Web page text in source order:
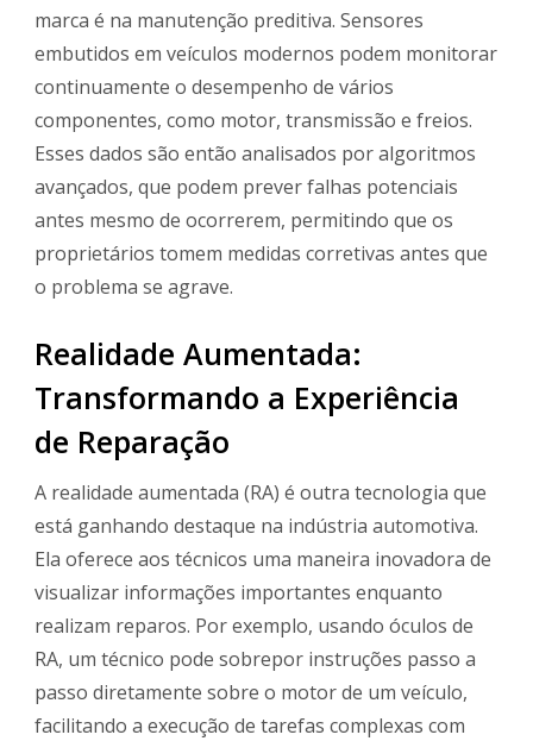
marca é na manutenção preditiva. Sensores
embutidos em veículos modernos podem monitorar
continuamente o desempenho de vários
componentes, como motor, transmissão e freios.
Esses dados são então analisados por algoritmos
avançados, que podem prever falhas potenciais
antes mesmo de ocorrerem, permitindo que os
proprietários tomem medidas corretivas antes que
o problema se agrave.
Realidade Aumentada:
Transformando a Experiência
de Reparação
A realidade aumentada (RA) é outra tecnologia que
está ganhando destaque na indústria automotiva.
Ela oferece aos técnicos uma maneira inovadora de
visualizar informações importantes enquanto
realizam reparos. Por exemplo, usando óculos de
RA, um técnico pode sobrepor instruções passo a
passo diretamente sobre o motor de um veículo,
facilitando a execução de tarefas complexas com